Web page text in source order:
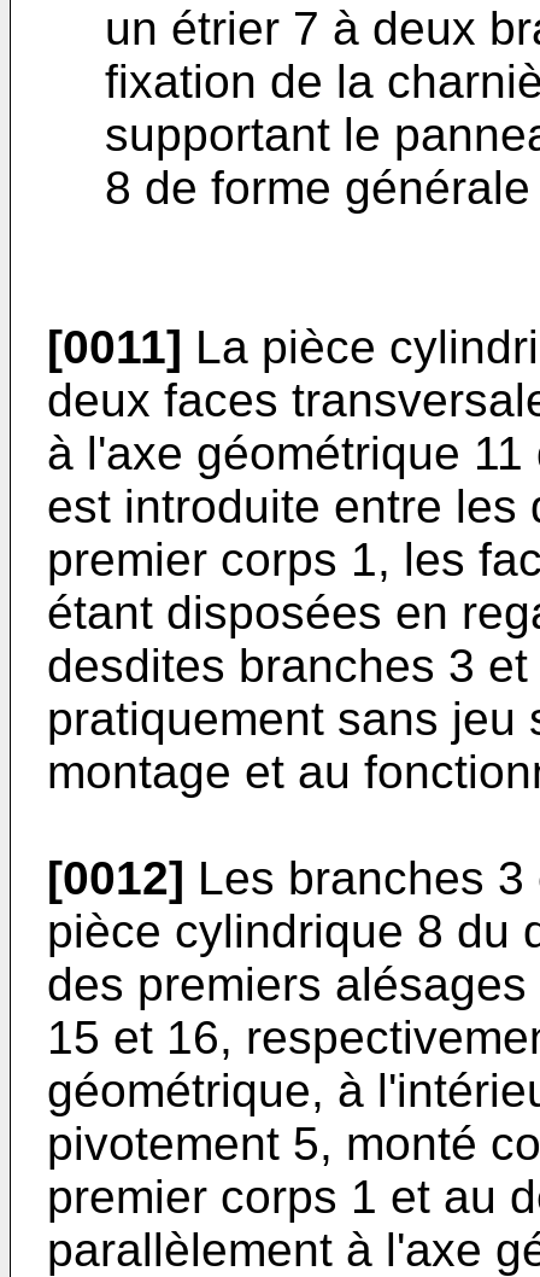
un étrier 7 à deux
fixation de la
supportant le
8 de forme
[0011] La pièce
deux faces
à l'axe géométrique
est introduite entre les
premier corps 1, les
étant disposées en
desdites branches 3
pratiquement sans jeu
montage et au
[0012] Les branches
pièce cylindrique 8 du
des premiers
15 et 16,
géométrique, à
pivotement 5, monté
premier corps 1 et au
parallèlement à l'axe